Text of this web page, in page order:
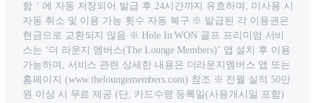
함＇에 자동 저장되어 발급 후 24시간까지 유효하며, 미사용 시
자동 취소 및 이용 가능 횟수 자동 복구 ※ 발급된 각 이용권은
현금으로 교환되지 않음 ※ Hole In:WON 골프 프리미엄 서비
스는 ‘더 라운지 멤버스(The Lounge Members)’ 앱 설치 후 이용
가능하며, 서비스 관련 상세한 내용은 더라운지멤버스 앱 또는
홈페이지 (www.theloungemembers.com) 참조 ※ 전월 실적 50만
원 이상 시 무료 제공 (단, 카드수령 등록일(사용개시일 포함)